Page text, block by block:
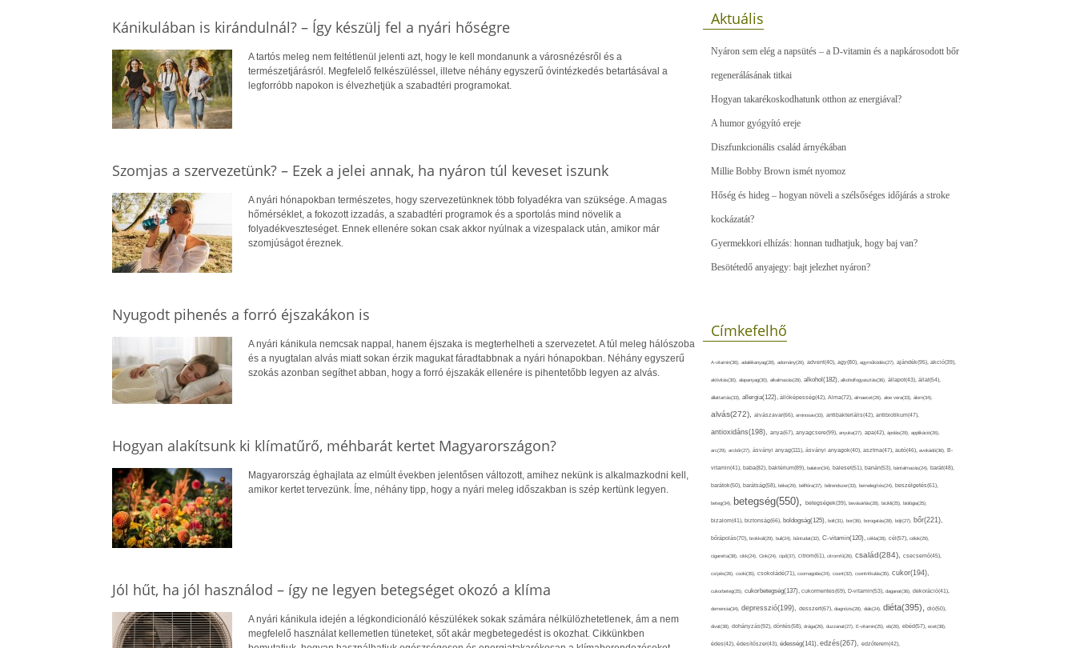
Kánikulában is kirándulnál? – Így készülj fel a nyári hőségre
A tartós meleg nem feltétlenül jelenti azt, hogy le kell mondanunk a városnézésről és a
természetjárásról. Megfelelő felkészüléssel, illetve néhány egyszerű óvintézkedés betartásával a
legforróbb napokon is élvezhetjük a szabadtéri programokat.
Szomjas a szervezetünk? – Ezek a jelei annak, ha nyáron túl keveset iszunk
A nyári hónapokban természetes, hogy szervezetünknek több folyadékra van szüksége. A magas
hőmérséklet, a fokozott izzadás, a szabadtéri programok és a sportolás mind növelik a
folyadékveszteséget. Ennek ellenére sokan csak akkor nyúlnak a vizespalack után, amikor már
szomjúságot éreznek.
Nyugodt pihenés a forró éjszakákon is
A nyári kánikula nemcsak nappal, hanem éjszaka is megterhelheti a szervezetet. A túl meleg hálószoba
és a nyugtalan alvás miatt sokan érzik magukat fáradtabbnak a nyári hónapokban. Néhány egyszerű
szokás azonban segíthet abban, hogy a forró éjszakák ellenére is pihentetőbb legyen az alvás.
Hogyan alakítsunk ki klímatűrő, méhbarát kertet Magyarországon?
Magyarország éghajlata az elmúlt években jelentősen változott, amihez nekünk is alkalmazkodni kell,
amikor kertet tervezünk. Íme, néhány tipp, hogy a nyári meleg időszakban is szép kertünk legyen.
Jól hűt, ha jól használod – így ne legyen betegséget okozó a klíma
A nyári kánikula idején a légkondicionáló készülékek sokak számára nélkülözhetetlenek, ám a nem
megfelelő használat kellemetlen tüneteket, sőt akár megbetegedést is okozhat. Cikkünkben
Aktuális
Nyáron sem elég a napsütés – a D-vitamin és a napkárosodott bőr
regenerálásának titkai
Hogyan takarékoskodhatunk otthon az energiával?
A humor gyógyító ereje
Diszfunkcionális család árnyékában
Millie Bobby Brown ismét nyomoz
Hőség és hideg – hogyan növeli a szélsőséges időjárás a stroke
kockázatát?
Gyermekkori elhízás: honnan tudhatjuk, hogy baj van?
Besötétedő anyajegy: bajt jelezhet nyáron?
Címkefelhő
A-vitamin(36), adalékanyag(28), adomány(26), advent(40), agy(80), agyműködés(27), ajándék(95), akció(39),
aktivitás(30), alapanyag(30), alkalmazás(28), alkohol(182), alkoholfogyasztás(36), állapot(43), állat(54),
állattartás(33), allergia(122), állóképesség(42), Alma(72), almaecet(26), aloe vera(33), álom(34),
alvás(272), alvászavar(66), aminosav(33), antibakteriális(42), antibiotikum(47),
antioxidáns(198), anya(67), anyagcsere(99), anyuka(27), apa(42), ápolás(29), applikáció(26),
arc(29), arcbőr(27), ásványi anyag(111), ásványi anyagok(40), asztma(47), autó(46), avokádó(36), B-
vitamin(41), baba(82), baktérium(89), balaton(34), baleset(51), banán(53), bántalmazás(24), barát(48),
barátok(50), barátság(58), béke(29), bélflóra(37), bélrendszer(33), bemelegítés(24), beszélgetés(61),
beteg(34), betegség(550), betegségek(39), bevásárlás(28), bicikli(25), biológia(25),
bizalom(41), biztonság(66), boldogság(125), bolt(31), bor(36), borogatás(28), böjt(27), bőr(221),
bőrápolás(70), brokkoli(29), buli(24), bűntudat(32), C-vitamin(120), cékla(28), cél(57), célok(29),
cigaretta(38), cikk(24), Cink(24), cipő(37), citrom(61), citromfű(26), család(284), csecsemő(45),
csípés(26), csoki(35), csokoládé(71), csomagolás(24), csont(32), csontritkulás(35), cukor(194),
cukorbeteg(25), cukorbetegség(137), cukormentes(69), D-vitamin(53), daganat(36), dekoráció(41),
demencia(34), depresszió(199), desszert(67), diagnózis(28), diák(24), diéta(395), dió(50),
divat(38), dohányzás(92), döntés(58), drága(26), duzzanat(27), E-vitamin(25), eb(26), ebéd(57), ecet(38),
édes(42), édesítőszer(43), édesség(141), edzés(267), edzőterem(42),